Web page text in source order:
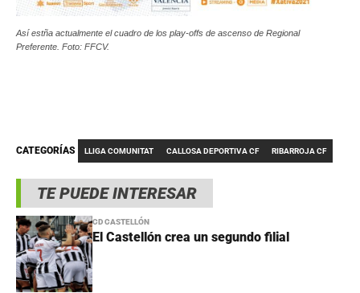
TE PUEDE INTERESAR
CD CASTELLÓN
El Castellón crea un segundo filial
Así estña actualmente el cuadro de los play-offs de ascenso de Regional
Preferente. Foto: FFCV.
CATEGORÍAS LLIGA COMUNITAT CALLOSA DEPORTIVA CF RIBARROJA CF